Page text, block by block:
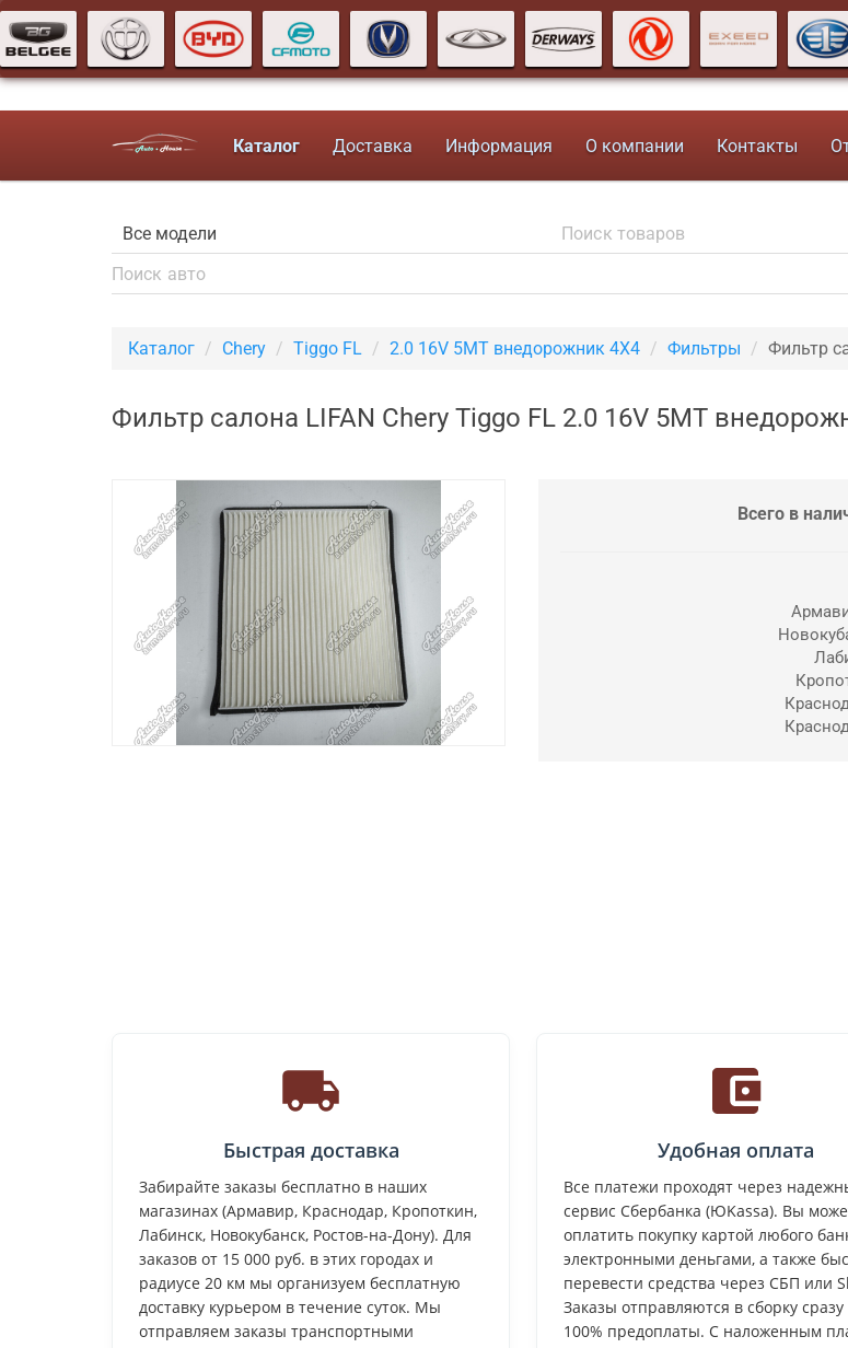
Каталог Доставка Информация О компании Контакты
Каталог Chery Tiggo FL 2.0 16V 5MT внедорожник 4X4 Фильтры Фильтр
Фильтр салона LIFAN Chery Tiggo FL 2.0 16V 5MT
Всего в
Быстрая доставка
Забирайте заказы бесплатно в наших
магазинах (Армавир, Краснодар, Кропоткин,
Лабинск, Новокубанск, Ростов-на-Дону). Для
заказов от 15 000 руб. в этих городах и
радиусе 20 км мы организуем бесплатную
доставку курьером в течение суток. Мы
отправляем заказы транспортными
Удобная оплата
Все платежи проходят через
сервис Сбербанка (ЮKassa). Вы
оплатить покупку картой любого
электронными деньгами, а также
перевести средства через СБП или
Заказы отправляются в сборку сразу
100% предоплаты. С наложенным